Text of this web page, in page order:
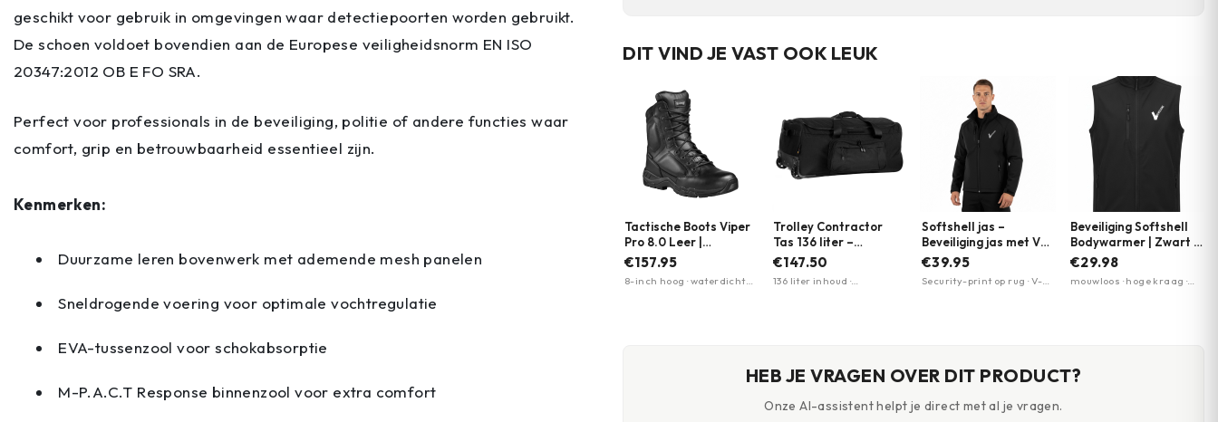
geschikt voor gebruik in omgevingen waar detectiepoorten worden gebruikt.
De schoen voldoet bovendien aan de Europese veiligheidsnorm EN ISO
20347:2012 OB E FO SRA.
Perfect voor professionals in de beveiliging, politie of andere functies waar
comfort, grip en betrouwbaarheid essentieel zijn.
Kenmerken:
Duurzame leren bovenwerk met ademende mesh panelen
Sneldrogende voering voor optimale vochtregulatie
EVA-tussenzool voor schokabsorptie
M-P.A.C.T Response binnenzool voor extra comfort
DIT VIND JE VAST OOK LEUK
Tactische Boots Viper
Pro 8.0 Leer |
Waterproof | Magnum
€157.95
8-inch hoog · waterdicht
Trolley Contractor
Tas 136 liter –
Telescopische
wielen | 101 INC. |
€147.50
136 liter inhoud ·
Softshell jas –
Beveiliging jas met V-
logo – Zwart | ROLY
€39.95
Security-print op rug · V-
Beveiliging Softshell
Bodywarmer | Zwart |
ROLY | Security
€29.98
mouwloos · hoge kraag ·
HEB JE VRAGEN OVER DIT PRODUCT?
Onze AI-assistent helpt je direct met al je vragen.